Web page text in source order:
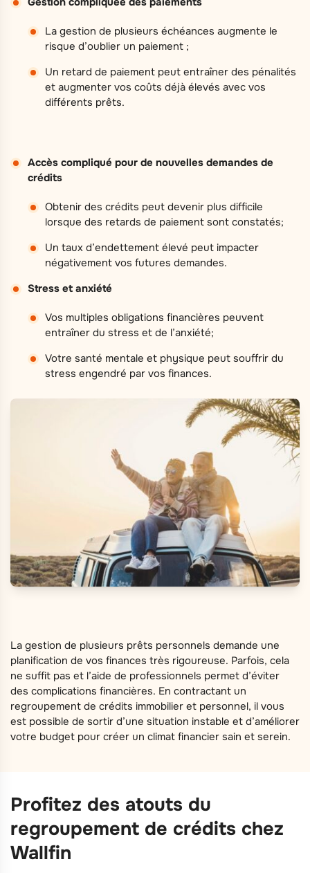
La gestion de plusieurs échéances augmente le
risque d’oublier un paiement ;
Un retard de paiement peut entraîner des pénalités
et augmenter vos coûts déjà élevés avec vos
différents prêts.
Accès compliqué pour de nouvelles demandes de
crédits
Obtenir des crédits peut devenir plus difficile
lorsque des retards de paiement sont constatés;
Un taux d’endettement élevé peut impacter
négativement vos futures demandes.
Stress et anxiété
Vos multiples obligations financières peuvent
entraîner du stress et de l’anxiété;
Votre santé mentale et physique peut souffrir du
stress engendré par vos finances.
La gestion de plusieurs prêts personnels demande une
planification de vos finances très rigoureuse. Parfois, cela
ne suffit pas et l’aide de professionnels permet d’éviter
des complications financières. En contractant un
regroupement de crédits immobilier et personnel, il vous
est possible de sortir d’une situation instable et d’améliorer
votre budget pour créer un climat financier sain et serein.
Profitez des atouts du
regroupement de crédits chez
Wallfin